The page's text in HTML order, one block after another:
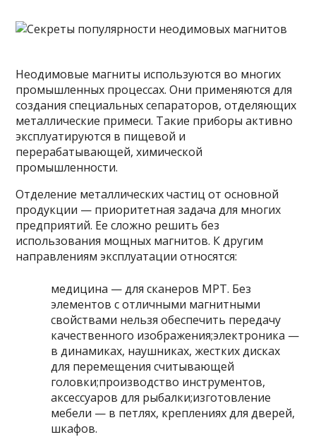
Неодимовые магниты используются во многих
промышленных процессах. Они применяются для
создания специальных сепараторов, отделяющих
металлические примеси. Такие приборы активно
эксплуатируются в пищевой и
перерабатывающей, химической
промышленности.
Отделение металлических частиц от основной
продукции — приоритетная задача для многих
предприятий. Ее сложно решить без
использования мощных магнитов. К другим
направлениям эксплуатации относятся:
медицина — для сканеров МРТ. Без
элементов с отличными магнитными
свойствами нельзя обеспечить передачу
качественного изображения;электроника —
в динамиках, наушниках, жестких дисках
для перемещения считывающей
головки;производство инструментов,
аксессуаров для рыбалки;изготовление
мебели — в петлях, креплениях для дверей,
шкафов.